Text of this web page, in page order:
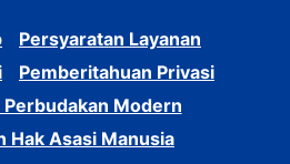
Persyaratan Layanan
Pemberitahuan Privasi
Perbudakan Modern
Hak Asasi Manusia